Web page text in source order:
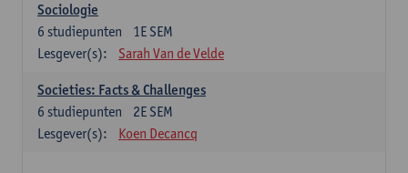
Sociologie
1E SEM
6 studiepunten
Lesgever(s):
Sarah Van de Velde
Societies: Facts & Challenges
2E SEM
6 studiepunten
Lesgever(s):
Koen Decancq